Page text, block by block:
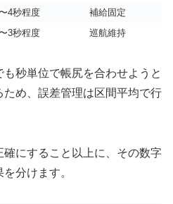
4秒程度
補給固定
3秒程度 巡航維持
秒単位で帳尻を合わせようと
め、誤差管理は区間平均で行
にすること以上に、その数字
分けます。